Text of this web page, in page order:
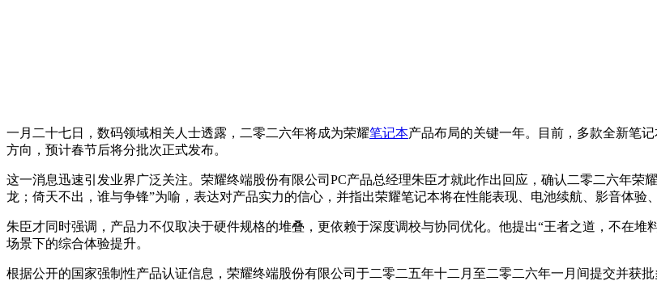
一月二十七日，数码领域相关人士透露，二零二六年将成为荣耀笔记本产品布局的关键一年。目前，多款全新笔
方向，预计春节后将分批次正式发布。
这一消息迅速引发业界广泛关注。荣耀终端股份有限公司PC产品总经理朱臣才就此作出回应，确认二零二六年荣
龙；倚天不出，谁与争锋”为喻，表达对产品实力的信心，并指出荣耀笔记本将在性能表现、电池续航、影音体验
朱臣才同时强调，产品力不仅取决于硬件规格的堆叠，更依赖于深度调校与协同优化。他提出“王者之道，不在
场景下的综合体验提升。
根据公开的国家强制性产品认证信息，荣耀终端股份有限公司于二零二五年十二月至二零二六年一月间提交并获